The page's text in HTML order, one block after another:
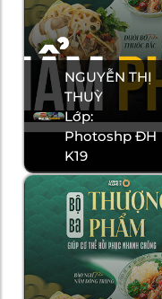
NGUYỄN THỊ
THUỲ
Lớp:
Photoshp ĐH
K19